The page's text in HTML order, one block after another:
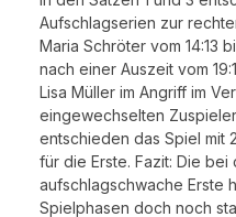
Aufschlagserien zur
Maria Schröter vom 14:13
nach einer Auszeit vom
Lisa Müller im Angriff im
eingewechselten
entschieden das Spiel mit
für die Erste. Fazit: Die
aufschlagschwache Erste
Spielphasen doch noch